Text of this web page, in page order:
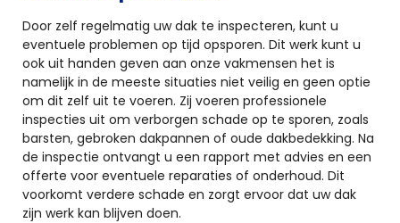
Door zelf regelmatig uw dak te inspecteren, kunt u
eventuele problemen op tijd opsporen. Dit werk kunt u
ook uit handen geven aan onze vakmensen het is
namelijk in de meeste situaties niet veilig en geen optie
om dit zelf uit te voeren. Zij voeren professionele
inspecties uit om verborgen schade op te sporen, zoals
barsten, gebroken dakpannen of oude dakbedekking. Na
de inspectie ontvangt u een rapport met advies en een
offerte voor eventuele reparaties of onderhoud. Dit
voorkomt verdere schade en zorgt ervoor dat uw dak
zijn werk kan blijven doen.